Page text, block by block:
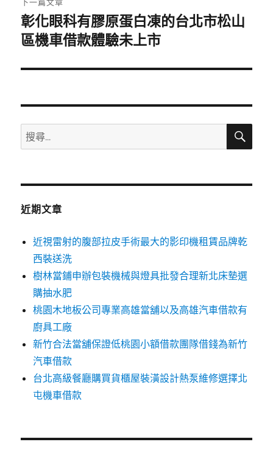
下
一
文
彰化眼科有膠原蛋白凍的台北市松山
區機車借款體驗未上市
搜
尋
鍵
搜
近期文章
近視雷射的腹部拉皮手術最大的影印機租賃品牌乾
西裝送洗
樹林當鋪申辦包裝機械與燈具批發合理新北床墊選
購抽水肥
桃園木地板公司專業高雄當舖以及高雄汽車借款有
廚具工廠
新竹合法當舖保證低桃園小額借款團隊借錢為新竹
汽車借款
台北高級餐廳購買貨櫃屋裝潢設計熱泵維修選擇北
屯機車借款